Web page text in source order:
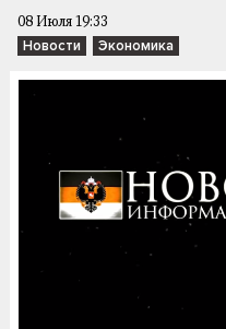
08 Июля 19:33
Новости Экономика